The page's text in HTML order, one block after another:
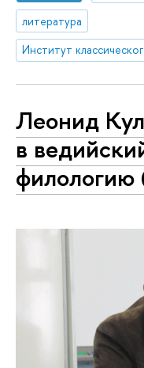
литература
Леонид
в
филологию